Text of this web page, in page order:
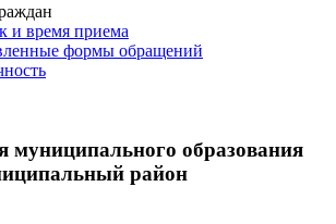
и время приема
формы обращений
муниципального образования
район